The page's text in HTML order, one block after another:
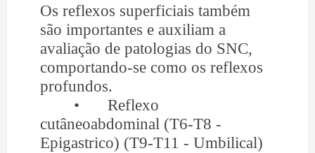
Os reflexos superficiais também
são importantes e auxiliam a
avaliação de patologias do SNC,
comportando-se como os reflexos
profundos.
•
Reflexo
cutâneoabdominal (T6-T8 -
Epigastrico) (T9-T11 - Umbilical)